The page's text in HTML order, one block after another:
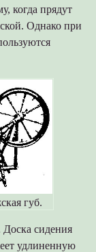
когда прядут
Однако при
губ.
Доска сидения
удлиненную